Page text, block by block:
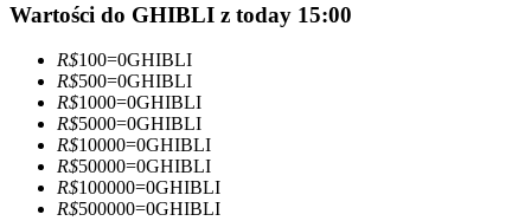
Ciesz się podziałem zysków i prowizjami z kopiowania
transakcji
Wartości do GHIBLI z today 15:00
R$100=0GHIBLI
R$500=0GHIBLI
R$1000=0GHIBLI
R$5000=0GHIBLI
R$10000=0GHIBLI
R$50000=0GHIBLI
R$100000=0GHIBLI
R$500000=0GHIBLI